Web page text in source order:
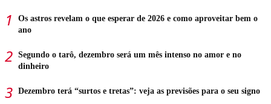
Os astros revelam o que esperar de 2026 e como aproveitar bem o
ano
Segundo o tarô, dezembro será um mês intenso no amor e no
dinheiro
Dezembro terá “surtos e tretas”: veja as previsões para o seu signo